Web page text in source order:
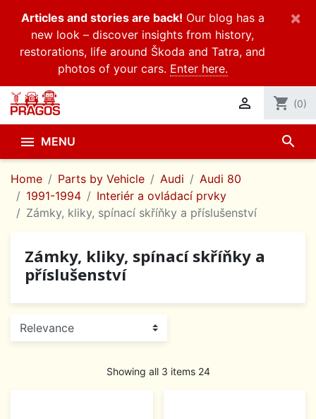
Articles and stories are back! Our blog has a
new look – discover insights from history,
restorations, life around Škoda and Tatra, and
photos of your cars. Enter here.
×
 shopping_cart (0)
 MENU search
Home Parts by Vehicle Audi
Audi 80
1991-1994
Interiér a ovládací prvky
Zámky, kliky, spínací skříňky a příslušenství
Zámky, kliky, spínací skříňky a
příslušenství
Showing all 3 items 24